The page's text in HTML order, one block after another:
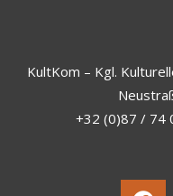
KultKom – Kgl.
+32 (0)87 / 74